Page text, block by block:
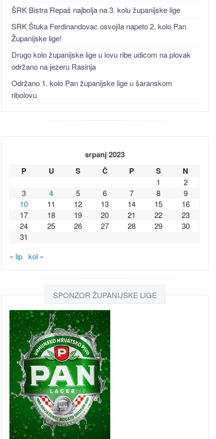
ŠRK Bistra Repaš najbolja na 3. kolu županijske lige
SRK Štuka Ferdinandovac osvojila napeto 2. kolo Pan
Županijske lige!
Drugo kolo županijske lige u lovu ribe udicom na plovak
održano na jezeru Rasinja
Održano 1. kolo Pan županijske lige u šaranskom
ribolovu
srpanj 2023
P
U S Č P S N
1
2
3
4 5 6 7 8
9
10
11 12 13 14 15
16
17
18 19 20 21 22
23
24
25 26 27 28 29
30
31
« lip kol »
SPONZOR ŽUPANIJSKE LIGE